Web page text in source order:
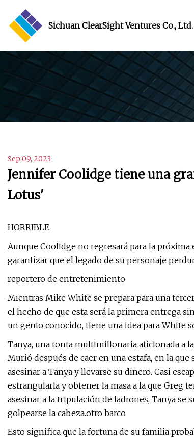
Sichuan ClearSight Ventures Co., Ltd.
Sep 09, 2023
Jennifer Coolidge tiene una
Lotus'
HORRIBLE
Aunque Coolidge no regresará para la
garantizar que el legado de su personaje
reportero de entretenimiento
Mientras Mike White se prepara para una
el hecho de que esta será la primera entrega
un genio conocido, tiene una idea para White
Tanya, una tonta multimillonaria aficionada a
Murió después de caer en una estafa, en la
asesinar a Tanya y llevarse su dinero. Casi
estrangularla y obtener la masa a la que Greg
asesinar a la tripulación de ladrones, Tanya se
golpearse la cabeza.otro barco
Esto significa que la fortuna de su familia